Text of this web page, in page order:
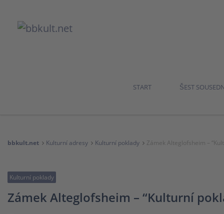
START ŠEST
bbkult.net Kulturní adresy Kulturní poklady Zámek Alteglofsheim –
Kulturní poklady
Zámek Alteglofsheim – “Kulturní